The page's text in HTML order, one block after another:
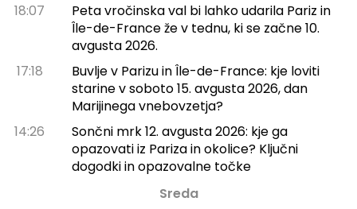
18:07
Peta vročinska val bi lahko udarila Pariz in
Île-de-France že v tednu, ki se začne 10.
avgusta 2026.
17:18
Buvlje v Parizu in Île-de-France: kje loviti
starine v soboto 15. avgusta 2026, dan
Marijinega vnebovzetja?
14:26
Sončni mrk 12. avgusta 2026: kje ga
opazovati iz Pariza in okolice? Ključni
dogodki in opazovalne točke
Sreda